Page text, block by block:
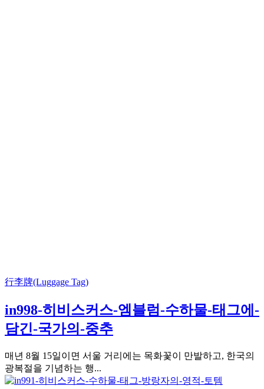
行李牌(Luggage Tag)
in998-히비스커스-엠블럼-수하물-태그에-
담긴-국가의-중추
매년 8월 15일이면 서울 거리에는 목화꽃이 만발하고, 한국의
광복절을 기념하는 행...